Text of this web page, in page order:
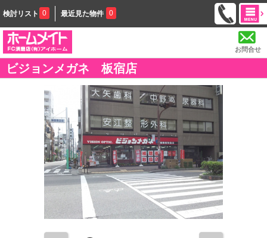
検討リスト 0 最近見た物件 0
お問合せ
ビジョンメガネ 板宿店